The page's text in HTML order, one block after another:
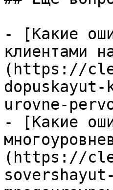
- [Какие
клиентами
(https://
urovne-
- [Какие
(https://